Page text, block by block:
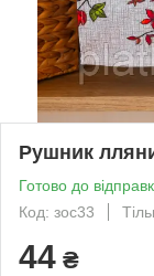
Рушник
Готово до
Код: зос33
44 ₴